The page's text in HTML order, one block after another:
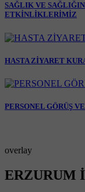
SAĞLIK VE
ETKİNLİKLERİMİZ
HASTA ZİYARET
PERSONEL GÖRÜŞ
overlay
ERZURUM